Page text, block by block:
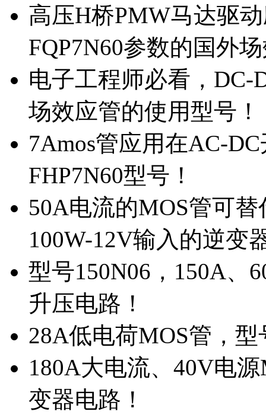
高压H桥PMW马达驱
FQP7N60参数的国外
电子工程师必看，DC-
场效应管的使用型号！
7Amos管应用在AC-
FHP7N60型号！
50A电流的MOS管可
100W-12V输入的逆变
型号150N06，150A、
升压电路！
28A低电荷MOS管，
180A大电流、40V电
变器电路！